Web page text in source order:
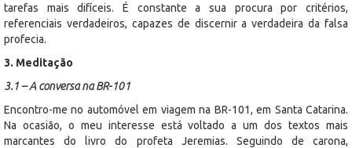
tarefas mais difíceis. É constante a sua procura por critérios,
referenciais verdadeiros, capazes de discernir a verdadeira da falsa
profecia.
3. Meditação
3.1 – A conversa na BR-101
Encontro-me no automóvel em viagem na BR-101, em Santa Catarina.
Na ocasião, o meu interesse está voltado a um dos textos mais
marcantes do livro do profeta Jeremias. Seguindo de carona,